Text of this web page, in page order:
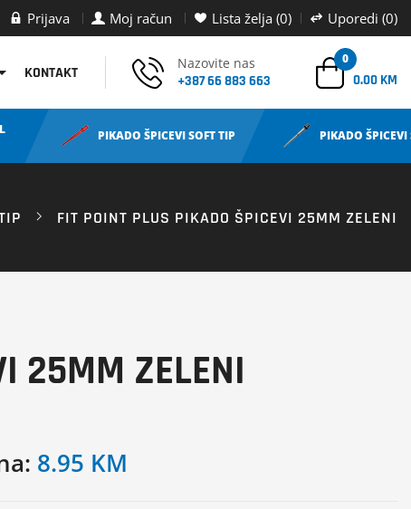
Prijava Moj račun Lista želja (0) Uporedi (0)
KONTAKT
Nazovite nas
+387 66 883 663
0
0.00 KM
PIKADO ŠPICEVI SOFT TIP PIKADO ŠPICEVI
FIT POINT PLUS PIKADO ŠPICEVI 25MM ZELENI
25MM ZELENI
8.95 KM